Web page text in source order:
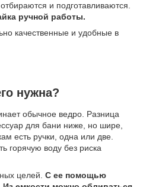
и подготавливаются.
ручной работы.
качественные и удобные в
нужна?
обычное ведро. Разница
для бани ниже, но шире,
есть ручки, одна или две.
горячую воду без риска
целей. С ее помощью